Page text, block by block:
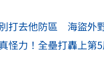
打去他防區 海盜外
怪力！全壘打轟上